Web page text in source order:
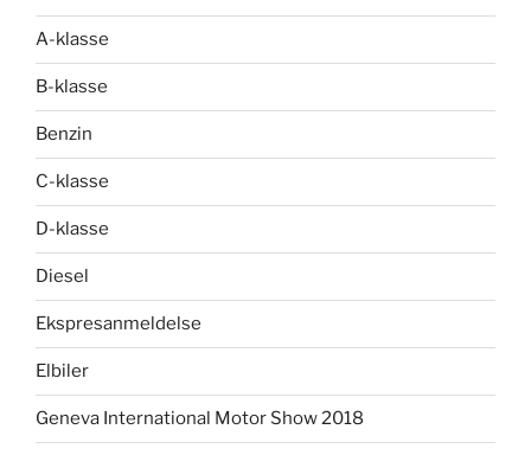
A-klasse
B-klasse
Benzin
C-klasse
D-klasse
Diesel
Ekspresanmeldelse
Elbiler
Geneva International Motor Show 2018